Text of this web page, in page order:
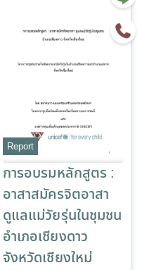
Report
การอบรมหลักสูตร :
อาสาสมัครจิตอาสา
ดูแลแม่วัยรุ่นในชุมชน
อำเภอเชียงดาว
จังหวัดเชียงใหม่